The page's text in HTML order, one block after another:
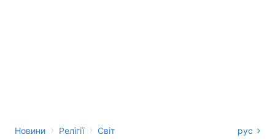
Новини › Релігії › Світ рус